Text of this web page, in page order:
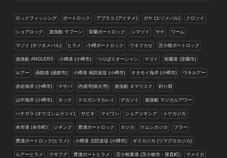
ロックフィッシング ボートロック アブラコ (アイナメ) ガヤ (エゾメバル) クロソイ
ショアロック 遊漁船 ラブーン 室蘭ボートロック シマゾイ サケ ワーム
マゾイ (キツネメバル) ヒラメ 小樽ボートロック ウキフカセ 苫小牧ボートロック
遊漁船 ANGLERS 小樽港 (小樽市) つりぼりオーシャン マゴイ 室蘭港 (室蘭市)
ルアー 函館港 (函館市) 小樽港 南防波堤 (小樽市) オタモイ海岸 (小樽市) ウキルアー
赤岩海岸 (小樽市) マサバ 内浦湾(噴火湾) 遊漁船 タマリスク 釣り堀
山中海岸 (小樽市) ホッケ クロガシラカレイ デカソイ 遊漁船 マジカルアワー
ハチガラ (オウゴンムラソイ) サビキ マイワシ ショアジギング トゲカジカ
余市港 (余市町) ジギング 豊浦ボートロック カジカ ケムシカジカ ブラー
豊浦ボートロック(ヒラメ) 小樽港 北防波堤 (小樽市) ギスカジカ (ツマグロカジカ)
ルアーヒラメ クサフグ 豊浦ボートヒラメ 苫小牧東港 (苫小牧市・厚真町) マメイカ